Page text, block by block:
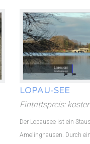
LOPAU-SEE
Eintrittspreis:
Der Lopausee ist ein
Amelinghausen. Durch